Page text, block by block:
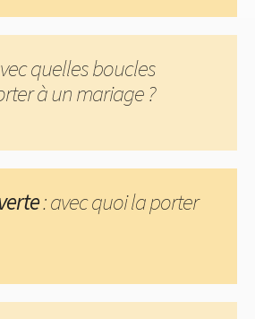
quelles boucles
à un mariage ?
: avec quoi la porter